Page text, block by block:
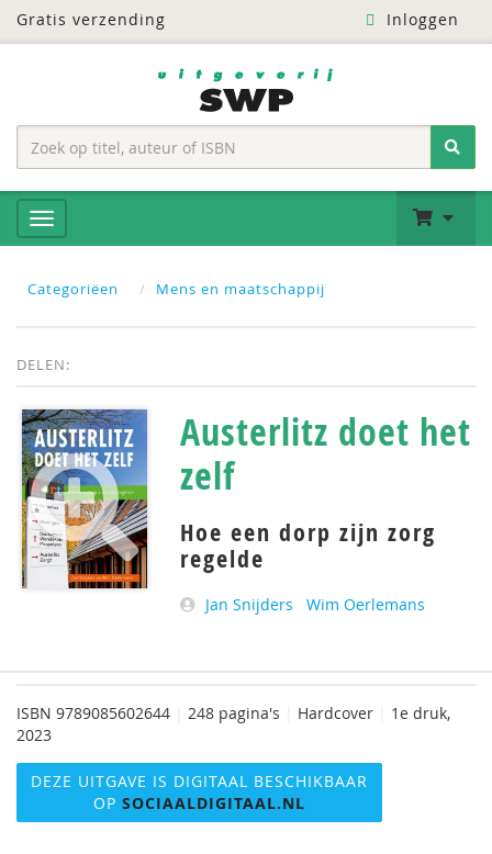
Gratis verzending Inloggen
Categoriëen Mens en maatschappij
DELEN:
Austerlitz doet het
zelf
Hoe een dorp zijn zorg
regelde
Jan Snijders Wim Oerlemans
ISBN 9789085602644 248 pagina's Hardcover
1e druk,
2023
DEZE UITGAVE IS DIGITAAL BESCHIKBAAR
OP SOCIAALDIGITAAL.NL